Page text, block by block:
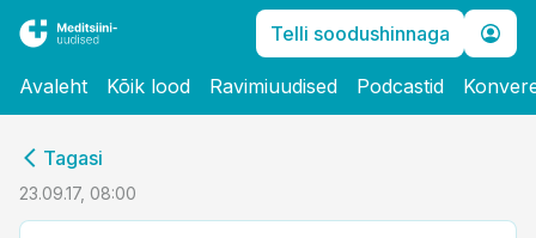
Telli soodushinnaga
Avaleht Kõik lood Ravimiuudised Podcastid
Tagasi
23.09.17, 08:00